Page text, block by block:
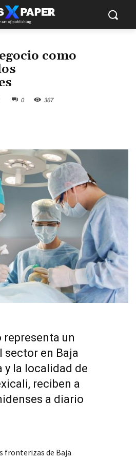
como
0 367
un
en Baja
y la localidad de
reciben a
a diario
fronterizas de Baja